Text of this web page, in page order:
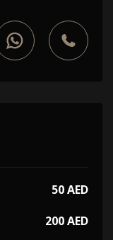
50 AED
200 AED